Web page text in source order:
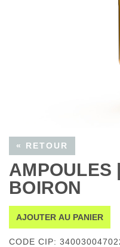
« RETOUR
AMPOULES
BOIRON
AJOUTER AU PANIER
CODE CIP: